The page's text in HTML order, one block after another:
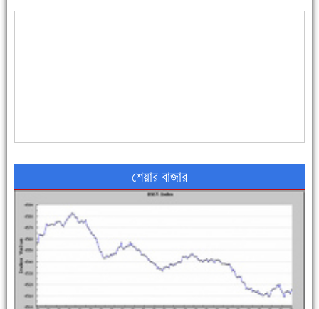
এক সপ্তাহে শনাক্ত বেড়েছে ৫৫%, মৃত্যু ৪৬%
শেয়ার বাজার